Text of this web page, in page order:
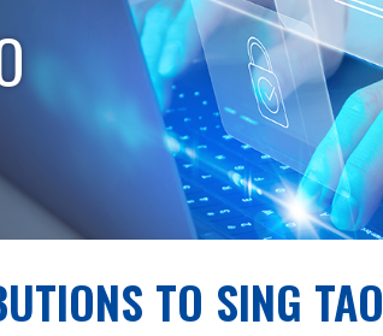
TO SING TAO